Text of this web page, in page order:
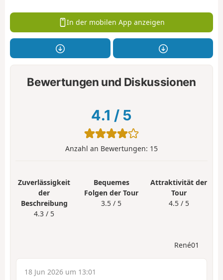
In der mobilen App anzeigen
Bewertungen und Diskussionen
4.1 / 5
Anzahl an Bewertungen: 15
Zuverlässigkeit
der
Beschreibung
4.3 / 5
Bequemes
Folgen der Tour
3.5 / 5
Attraktivität der
Tour
4.5 / 5
René01
18 Jun 2026 um 13:01